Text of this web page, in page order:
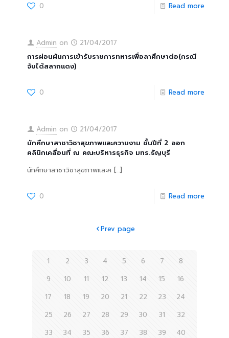
0 Read more
Admin on
21/04/2017
การผ่อนผันการเข้ารับราชการทหารเพื่อลาศึกษาต่อ(กรณี
จับได้สลากแดง)
0 Read more
Admin on
21/04/2017
นักศึกษาสาชาวิชาสุขภาพและความงาม ชั้นปีที่ 2 ออก
คลินิกเคลื่อนที่ ณ คณะบริหารธุรกิจ มทร.ธัญบุรี
นักศึกษาสาชาวิชาสุขภาพและค […]
0 Read more
Prev page
1 2 3 4 5 6 7
8
9
10 11 12 13 14 15
16
17
18 19 20 21 22 23
24
25
26 27 28 29 30 31
32
33
34 35 36 37 38 39
40